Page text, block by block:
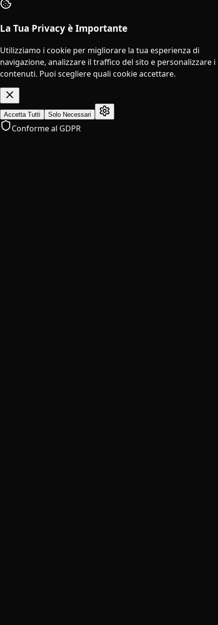
La Tua Privacy è Importante
Utilizziamo i cookie per migliorare la tua esperienza di
navigazione, analizzare il traffico del sito e personalizzare i
contenuti. Puoi scegliere quali cookie accettare.
Accetta Tutti Solo Necessari
Conforme al GDPR